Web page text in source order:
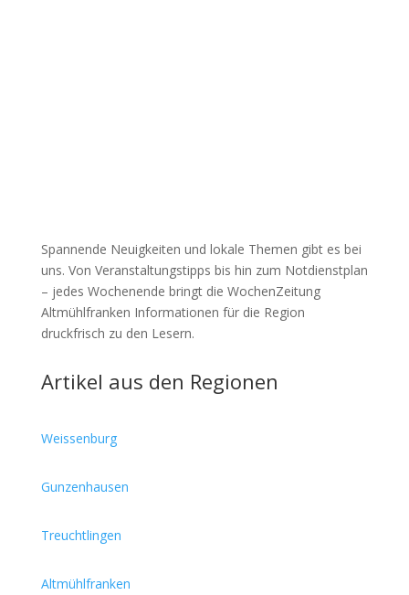
Spannende Neuigkeiten und lokale Themen gibt es bei
uns. Von Veranstaltungstipps bis hin zum Notdienstplan
– jedes Wochenende bringt die WochenZeitung
Altmühlfranken Informationen für die Region
druckfrisch zu den Lesern.
Artikel aus den Regionen
Weissenburg
Gunzenhausen
Treuchtlingen
Altmühlfranken